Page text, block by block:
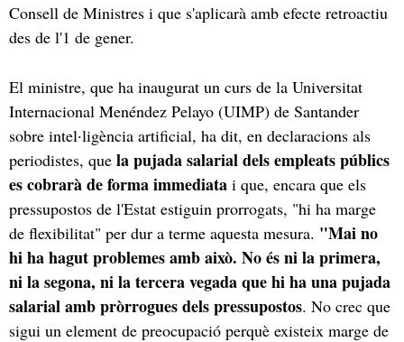
Consell de Ministres i que s'aplicarà amb efecte retroactiu
des de l'1 de gener.
El ministre, que ha inaugurat un curs de la Universitat
Internacional Menéndez Pelayo (UIMP) de Santander
sobre intel·ligència artificial, ha dit, en declaracions als
periodistes, que la pujada salarial dels empleats públics
es cobrarà de forma immediata i que, encara que els
pressupostos de l'Estat estiguin prorrogats, "hi ha marge
de flexibilitat" per dur a terme aquesta mesura. "Mai no
hi ha hagut problemes amb això. No és ni la primera,
ni la segona, ni la tercera vegada que hi ha una pujada
salarial amb pròrrogues dels pressupostos. No crec que
sigui un element de preocupació perquè existeix marge de